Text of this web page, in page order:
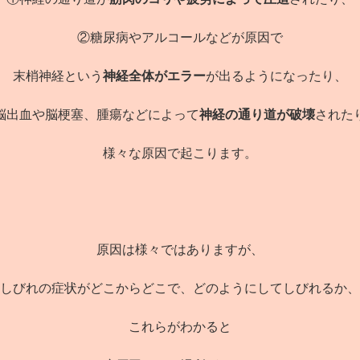
②糖尿病やアルコールなどが原因で
末梢神経という 神経全体がエラーが出るようになったり、
血や脳梗塞、腫瘍などによって神経の通り道が破壊された
様々な原因で起こります。
原因は様々ではありますが、
しびれの症状がどこからどこで、どのようにしてしびれるか、
これらがわかると